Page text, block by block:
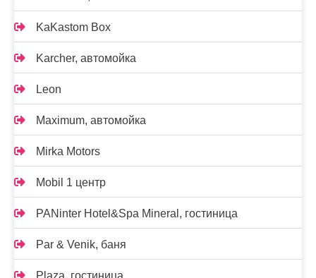
KaKastom Box
Karcher, автомойка
Leon
Maximum, автомойка
Mirka Motors
Mobil 1 центр
PANinter Hotel&Spa Mineral, гостиница
Par & Venik, баня
Plaza, гостиница